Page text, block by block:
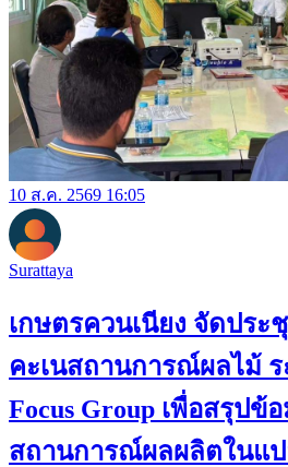
10 ส.ค. 2569 16:05
Surattaya
เกษตรควนเนียง จัดปร
คะเนสถานการณ์ผลไม้ ร
Focus Group เพื่อสรุปข้
สถานการณ์ผลผลิตในแ